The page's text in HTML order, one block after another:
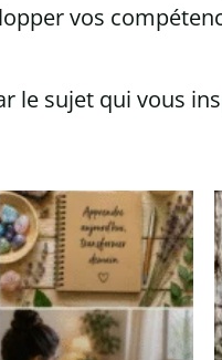
vos
le sujet qui vous